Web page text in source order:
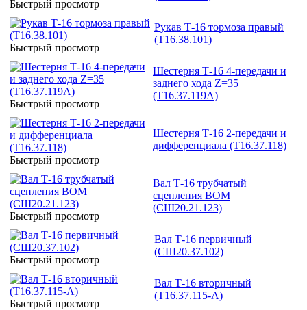
Быстрый просмотр
Быстрый просмотр
Рукав Т-16 тормоза правый
(Т16.38.101)
Быстрый просмотр
Шестерня Т-16 4-передачи и
заднего хода Z=35
(Т16.37.119А)
Быстрый просмотр
Шестерня Т-16 2-передачи и
дифференциала (Т16.37.118)
Быстрый просмотр
Вал Т-16 трубчатый
сцепления ВОМ
(СШ20.21.123)
Быстрый просмотр
Вал Т-16 первичный
(СШ20.37.102)
Быстрый просмотр
Вал Т-16 вторичный
(Т16.37.115-А)